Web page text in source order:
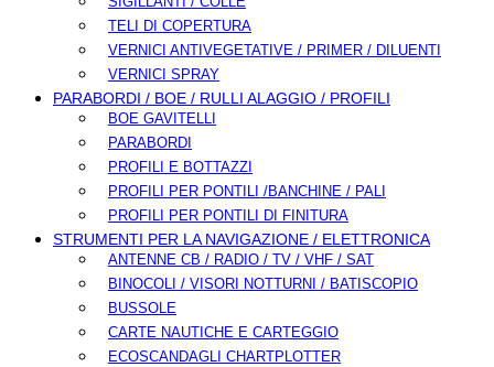
TELI DI COPERTURA
VERNICI ANTIVEGETATIVE / PRIMER / DILUENTI
VERNICI SPRAY
PARABORDI / BOE / RULLI ALAGGIO / PROFILI
BOE GAVITELLI
PARABORDI
PROFILI E BOTTAZZI
PROFILI PER PONTILI /BANCHINE / PALI
PROFILI PER PONTILI DI FINITURA
STRUMENTI PER LA NAVIGAZIONE / ELETTRONICA
ANTENNE CB / RADIO / TV / VHF / SAT
BINOCOLI / VISORI NOTTURNI / BATISCOPIO
BUSSOLE
CARTE NAUTICHE E CARTEGGIO
ECOSCANDAGLI CHARTPLOTTER